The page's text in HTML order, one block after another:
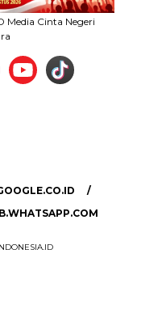
Media Cinta Negeri